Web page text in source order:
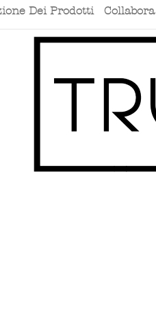
Dei Prodotti